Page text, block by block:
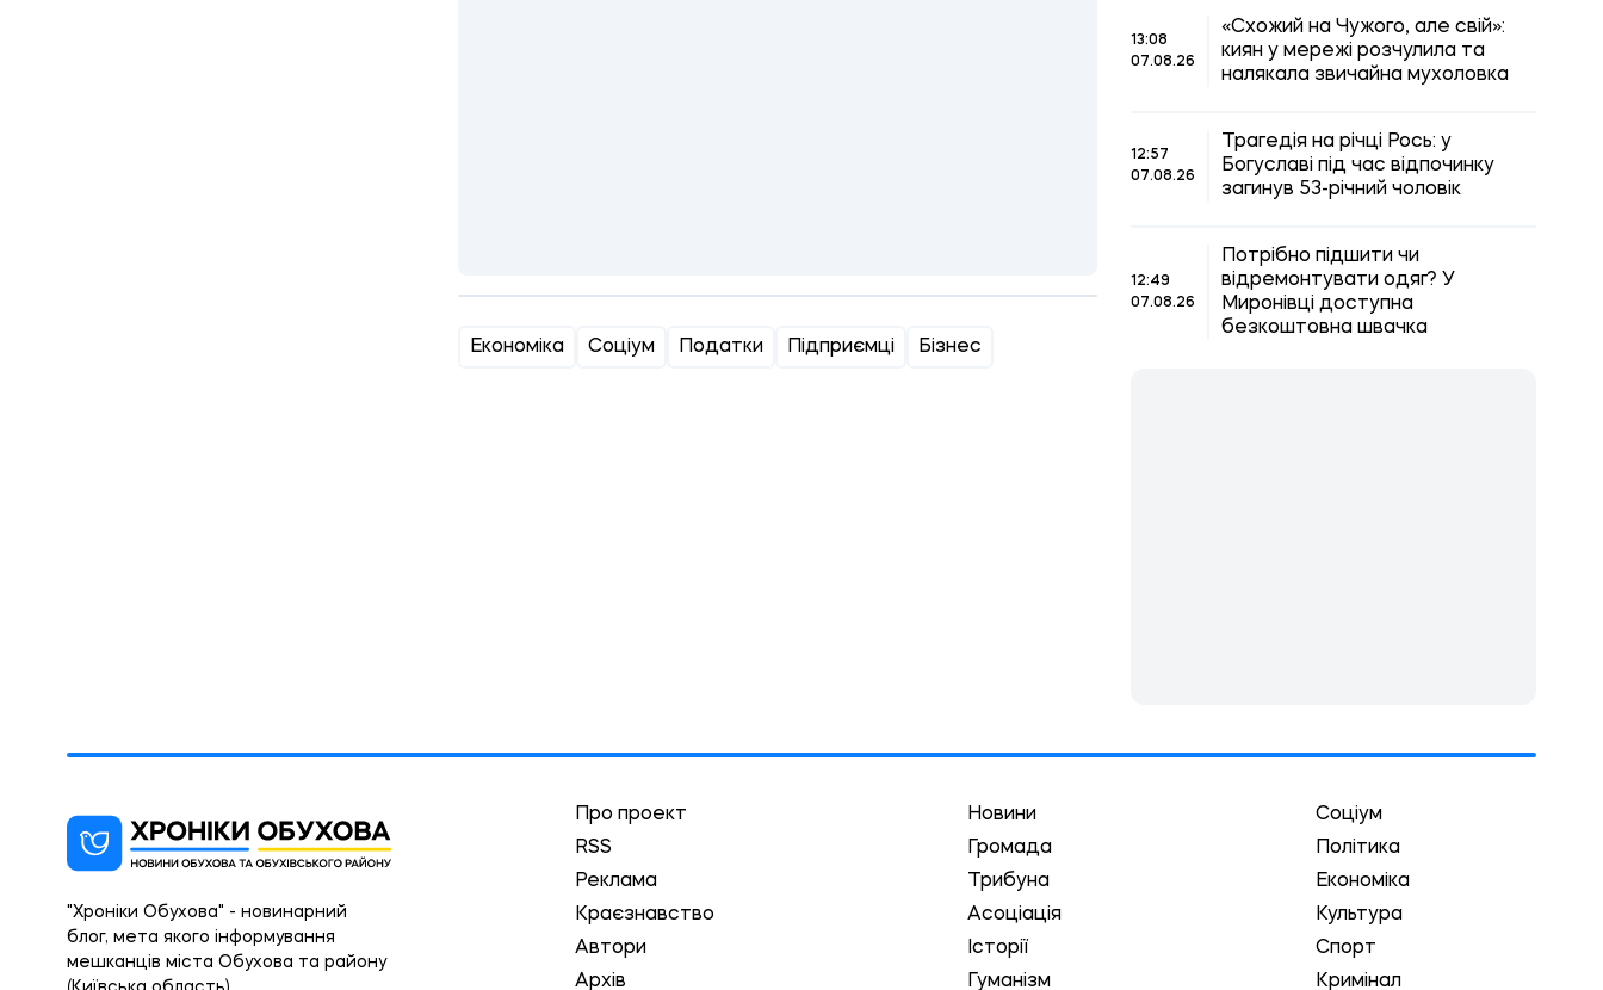
Економіка Соціум Податки Підприємці Бізнес
13:08
07.08.26
«Схожий на Чужого, але свій»:
киян у мережі розчулила та
налякала звичайна мухоловка
12:57
07.08.26
Трагедія на річці Рось: у
Богуславі під час відпочинку
загинув 53-річний чоловік
12:49
07.08.26
Потрібно підшити чи
відремонтувати одяг? У
Миронівці доступна
безкоштовна швачка
Про проект
RSS
Реклама
Краєзнавство
Автори
Архів
Новини
Громада
Трибуна
Асоціація
Історії
Гуманізм
Соціум
Політика
Економіка
Культура
Спорт
Кримінал
"Хроніки Обухова" - новинарний
блог, мета якого інформування
мешканців міста Обухова та району